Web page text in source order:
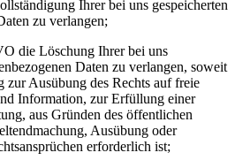
Ihrer bei uns gespeicherten
zu verlangen;
die Löschung Ihrer bei uns
Daten zu verlangen, soweit
zur Ausübung des Rechts auf freie
Information, zur Erfüllung einer
aus Gründen des öffentlichen
Ausübung oder
erforderlich ist;